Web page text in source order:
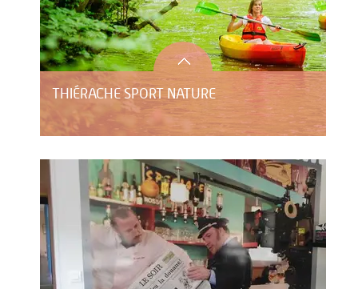
THIÉRACHE SPORT NATURE